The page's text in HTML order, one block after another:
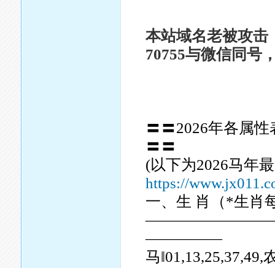
本站域名老被攻击
70755与微信同号
〓〓2026年各属
〓〓
(以下为2026马年
https://
一、生 肖（*生肖
—————
马